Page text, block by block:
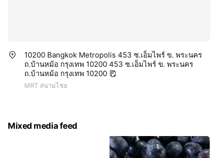
10200 Bangkok Metropolis 453 ซ.เอ็มไพร์ ข. พระนคร
ถ.บ้านหม้อ กรุงเทพ 10200 453 ซ.เอ็มไพร์ ข. พระนคร
ถ.บ้านหม้อ กรุงเทพ 10200
MRT สนามไชย
Mixed media feed